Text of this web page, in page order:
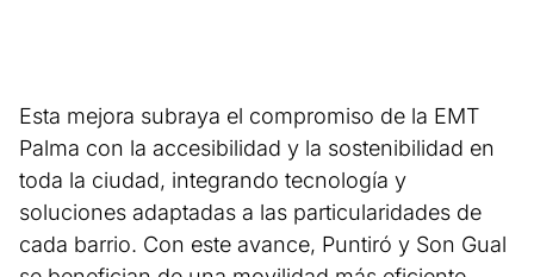
Esta mejora subraya el compromiso de la EMT
Palma con la accesibilidad y la sostenibilidad en
toda la ciudad, integrando tecnología y
soluciones adaptadas a las particularidades de
cada barrio. Con este avance, Puntiró y Son Gual